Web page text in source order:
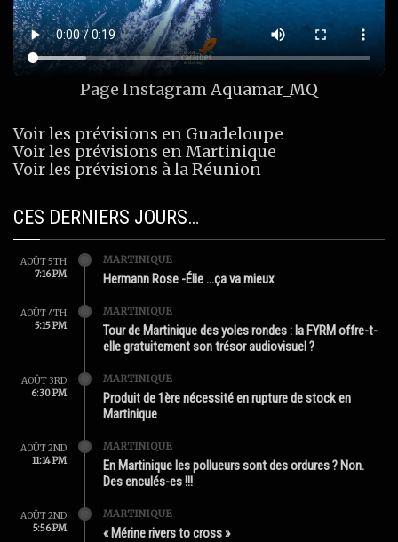
Page Instagram Aquamar_MQ
Voir les prévisions en Guadeloupe
Voir les prévisions en Martinique
Voir les prévisions à la Réunion
CES DERNIERS JOURS…
AOÛT 5TH
7:16 PM
MARTINIQUE
Hermann Rose -Élie …ça va mieux
AOÛT 4TH
5:15 PM
MARTINIQUE
Tour de Martinique des yoles rondes : la FYRM offre-t-
elle gratuitement son trésor audiovisuel ?
AOÛT 3RD
6:30 PM
MARTINIQUE
Produit de 1ère nécessité en rupture de stock en
Martinique
AOÛT 2ND
11:14 PM
MARTINIQUE
En Martinique les pollueurs sont des ordures ? Non.
Des enculés-es !!!
AOÛT 2ND
5:56 PM
MARTINIQUE
« Mérine rivers to cross »